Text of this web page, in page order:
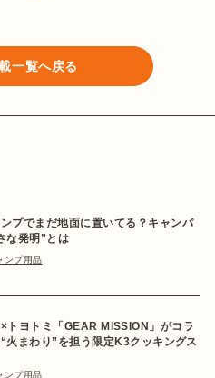
一覧へ戻る
プでまだ地面に置いてる？キャンパ
な発明”とは
ンプ用品
トヨトミ「GEAR MISSION」がコラ
火まわり”を担う限定K3クッキングス
ンプ用品